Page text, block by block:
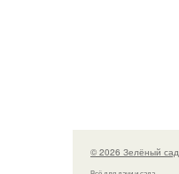
© 2026 Зелёный сад